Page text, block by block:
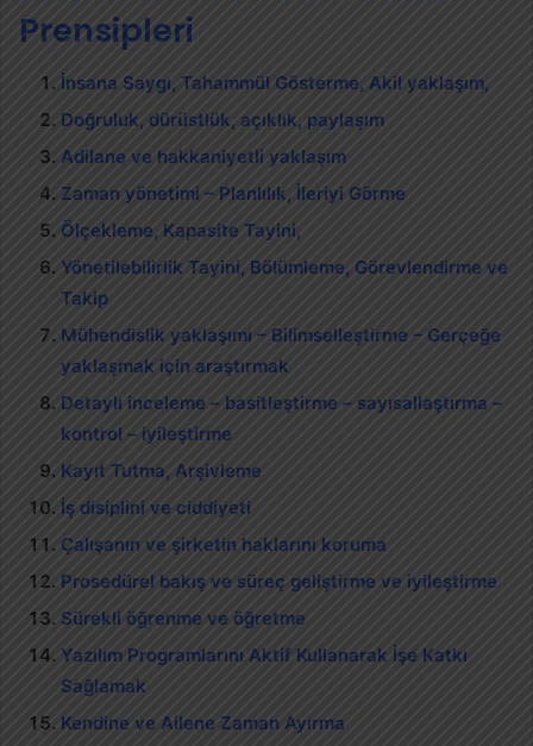
Prensipleri
İnsana Saygı, Tahammül Gösterme, Akil yaklaşım,
Doğruluk, dürüstlük, açıklık, paylaşım
Adilane ve hakkaniyetli yaklaşım
Zaman yönetimi – Planlılık, İleriyi Görme
Ölçekleme, Kapasite Tayini,
Yönetilebilirlik Tayini, Bölümleme, Görevlendirme ve
Takip
Mühendislik yaklaşımı – Bilimselleştirme – Gerçeğe
yaklaşmak için araştırmak
Detaylı inceleme – basitleştirme – sayısallaştırma –
kontrol – iyileştirme
Kayıt Tutma, Arşivleme
İş disiplini ve ciddiyeti
Çalışanın ve şirketin haklarını koruma
Prosedürel bakış ve süreç geliştirme ve iyileştirme
Sürekli öğrenme ve öğretme
Yazılım Programlarını Aktif Kullanarak İşe Katkı
Sağlamak
Kendine ve Ailene Zaman Ayırma